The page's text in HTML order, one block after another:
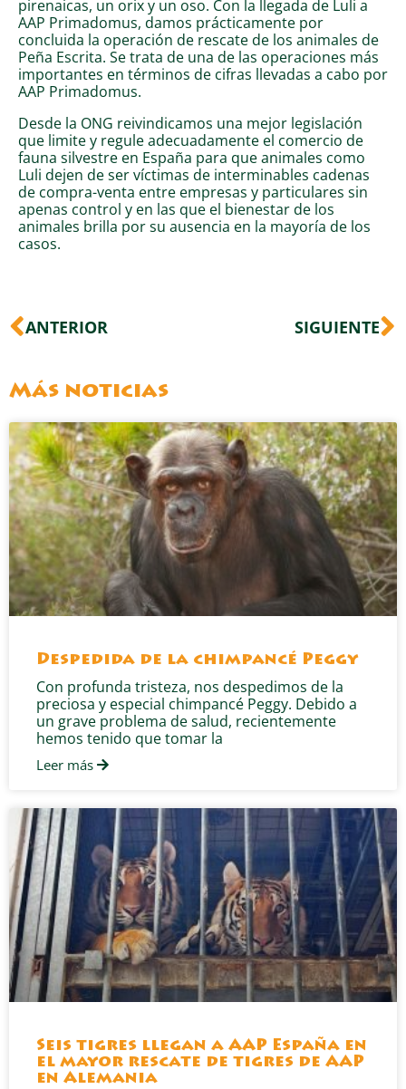
pirenaicas, un orix y un oso. Con la llegada de Luli a
AAP Primadomus, damos prácticamente por
concluida la operación de rescate de los animales de
Peña Escrita. Se trata de una de las operaciones más
importantes en términos de cifras llevadas a cabo por
AAP Primadomus.
Desde la ONG reivindicamos una mejor legislación
que limite y regule adecuadamente el comercio de
fauna silvestre en España para que animales como
Luli dejen de ser víctimas de interminables cadenas
de compra-venta entre empresas y particulares sin
apenas control y en las que el bienestar de los
animales brilla por su ausencia en la mayoría de los
casos.
Ant
ANTERIOR SIGUIENTE
Más noticias
Despedida de la chimpancé Peggy
Con profunda tristeza, nos despedimos de la
preciosa y especial chimpancé Peggy. Debido a
un grave problema de salud, recientemente
hemos tenido que tomar la
Leer más
Seis tigres llegan a AAP España en
el mayor rescate de tigres de AAP
en Alemania